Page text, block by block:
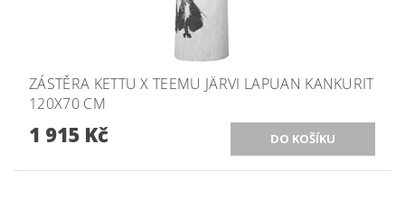
ZÁSTĚRA KETTU X TEEMU JÄRVI LAPUAN KANKURIT
120X70 CM
1 915 Kč